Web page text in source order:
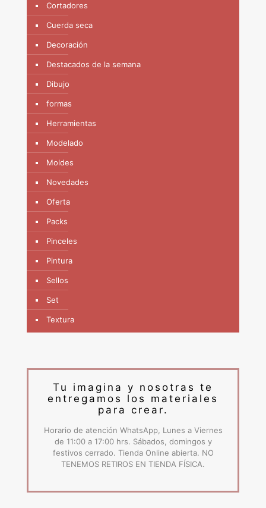
Cortadores
Cuerda seca
Decoración
Destacados de la semana
Dibujo
formas
Herramientas
Modelado
Moldes
Novedades
Oferta
Packs
Pinceles
Pintura
Sellos
Set
Textura
Tu imagina y nosotras te
entregamos los materiales
para crear.
Horario de atención WhatsApp, Lunes a Viernes
de 11:00 a 17:00 hrs. Sábados, domingos y
festivos cerrado. Tienda Online abierta. NO
TENEMOS RETIROS EN TIENDA FÍSICA.